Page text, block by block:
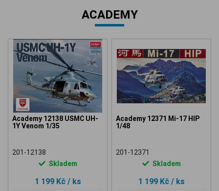
ACADEMY
Academy 12138 USMC UH-
1Y Venom 1/35
201-12138
Skladem
1 199 Kč / ks
Academy 12371 Mi-17 HIP
1/48
201-12371
Skladem
1 199 Kč / ks